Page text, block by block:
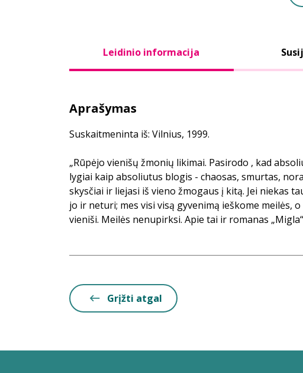
Leidinio informacija
Aprašymas
Suskaitmeninta iš: Vilnius, 1999.
„Rūpėjo vienišų žmonių likimai. Pasirodo , kad
lygiai kaip absoliutus blogis - chaosas, smurtas,
skysčiai ir liejasi iš vieno žmogaus į kitą. Jei niekas
jo ir neturi; mes visi visą gyvenimą ieškome meilės,
vieniši. Meilės nenupirksi. Apie tai ir romanas
Grįžti atgal